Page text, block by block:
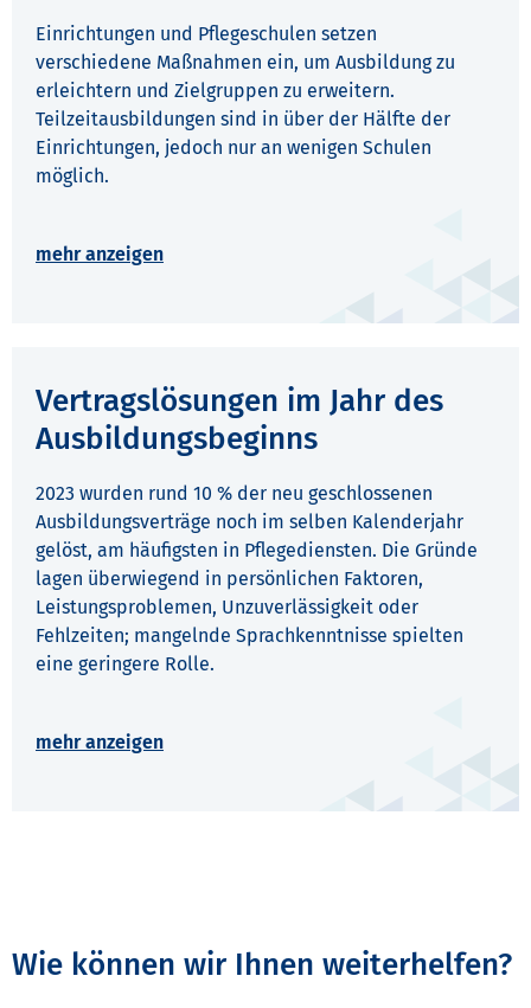
Einrichtungen und Pflegeschulen setzen
verschiedene Maßnahmen ein, um Ausbildung zu
erleichtern und Zielgruppen zu erweitern.
Teilzeitausbildungen sind in über der Hälfte der
Einrichtungen, jedoch nur an wenigen Schulen
möglich.
Vertragslösungen im Jahr des
Ausbildungsbeginns
2023 wurden rund 10 % der neu geschlossenen
Ausbildungsverträge noch im selben Kalenderjahr
gelöst, am häufigsten in Pflegediensten. Die Gründe
lagen überwiegend in persönlichen Faktoren,
Leistungsproblemen, Unzuverlässigkeit oder
Fehlzeiten; mangelnde Sprachkenntnisse spielten
eine geringere Rolle.
Wie können wir Ihnen weiterhelfen?